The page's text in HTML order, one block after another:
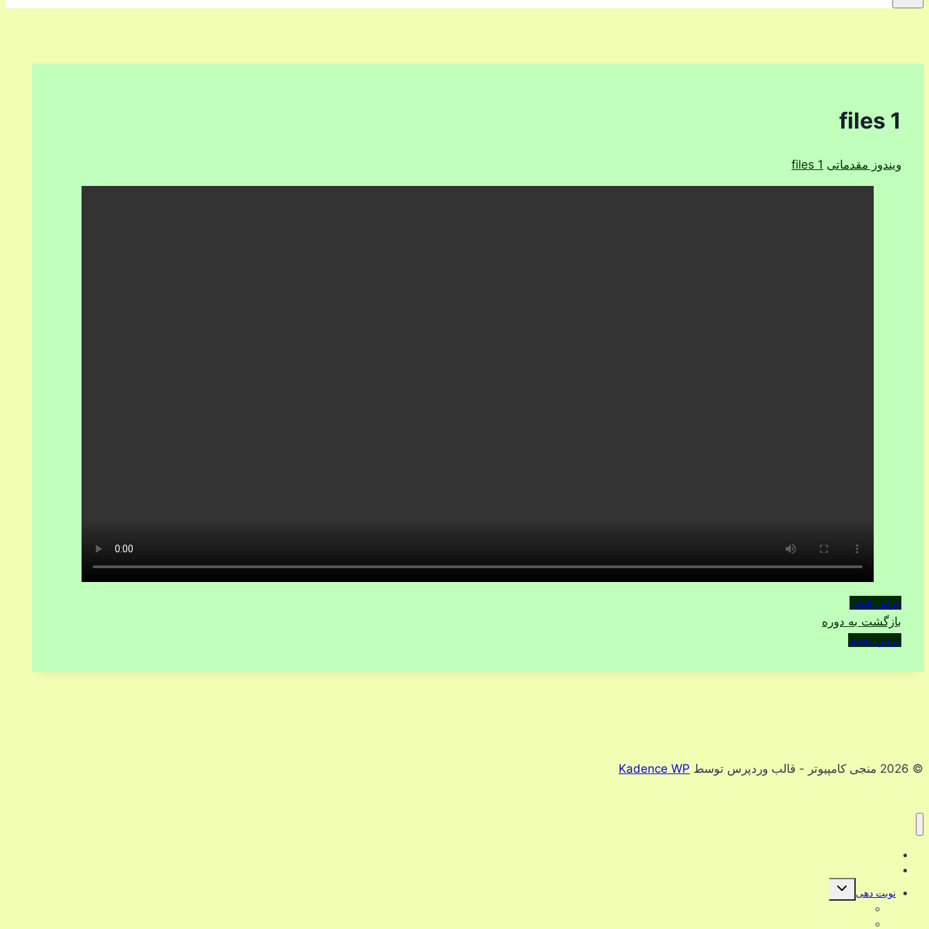
files 1
ویندوز مقدماتی files 1
درس قبلی
بازگشت به دوره
درس بعدی
© 2026 منجی کامپیوتر - قالب وردپرس توسط Kadence WP
نوبت دهی
تغییر
وضعیت